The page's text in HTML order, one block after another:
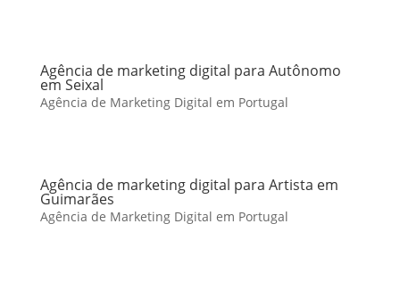
Agência de marketing digital para Autônomo
em Seixal
Agência de Marketing Digital em Portugal
Agência de marketing digital para Artista em
Guimarães
Agência de Marketing Digital em Portugal